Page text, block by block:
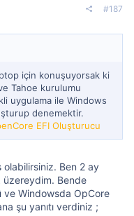
#187
için konuşuyorsak ki
Tahoe kurulumu
uygulama ile Windows
denemektir.
EFI Oluşturucu
olabilirsiniz. Ben 2 ay
Bende
ve Windowsda OpCore
şu yanıtı verdiniz ;